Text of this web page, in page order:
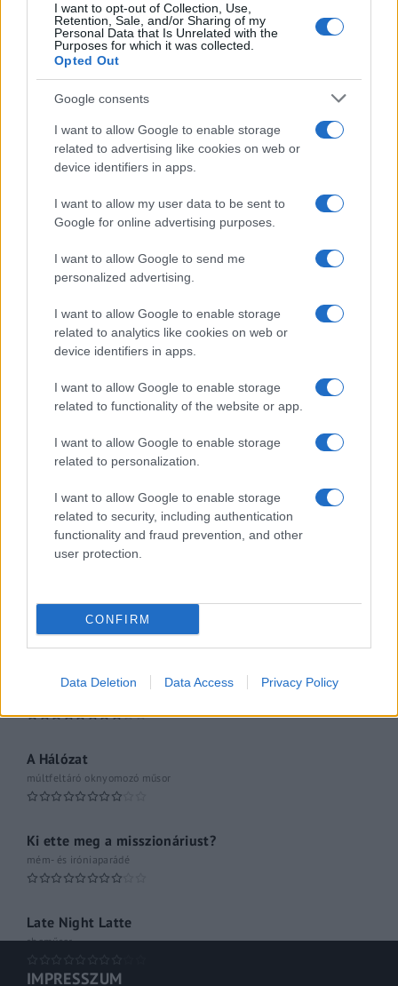
I want to opt-out of Collection, Use,
Retention, Sale, and/or Sharing of my
Personal Data that Is Unrelated with the
Purposes for which it was collected.
Opted Out
Google consents
I want to allow Google to enable storage
related to advertising like cookies on web or
device identifiers in apps.
I want to allow my user data to be sent to
Google for online advertising purposes.
I want to allow Google to send me
personalized advertising.
I want to allow Google to enable storage
related to analytics like cookies on web or
device identifiers in apps.
I want to allow Google to enable storage
related to functionality of the website or app.
I want to allow Google to enable storage
related to personalization.
I want to allow Google to enable storage
related to security, including authentication
functionality and fraud prevention, and other
user protection.
CONFIRM
Data Deletion Data Access Privacy Policy
FŐCÍM
AJÁNLOTT VIDEÓK
elemző műsor a baloldal hazugságairól Görbe tükör a baloldalról
elemző műsor a baloldal hazugságairól
Küzdőtér
talk-show
Esti hírshow
oknyomozó műsor
Pesti riporter
Kulturális magazin
A riporter
A Hálózat
múltfeltáró oknyomozó műsor
Ki ette meg a misszionáriust?
mém- és iróniaparádé
Late Night Latte
shoműsor
IMPRESSZUM